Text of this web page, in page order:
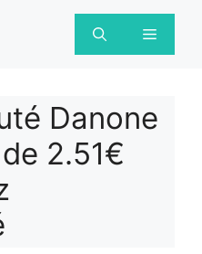
Menu
Danone
2.51€